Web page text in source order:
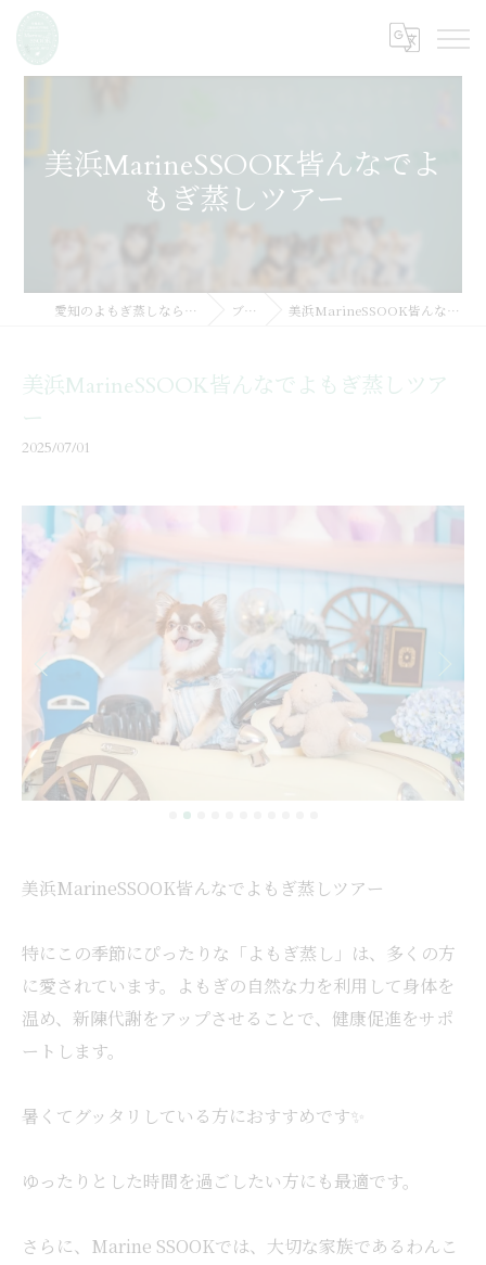
美浜MarineSSOOK皆んなでよ
もぎ蒸しツアー
愛知のよもぎ蒸しならMarine SSOOK ブログ 美浜MarineSSOOK皆んなでよもぎ蒸しツアー
美浜MarineSSOOK皆んなでよもぎ蒸しツア
ー
2025/07/01
美浜MarineSSOOK皆んなでよもぎ蒸しツアー
特にこの季節にぴったりな「よもぎ蒸し」は、多くの方
に愛されています。よもぎの自然な力を利用して身体を
温め、新陳代謝をアップさせることで、健康促進をサポ
ートします。
暑くてグッタリしている方におすすめです✨
ゆったりとした時間を過ごしたい方にも最適です。
さらに、Marine SSOOKでは、大切な家族であるわんこ